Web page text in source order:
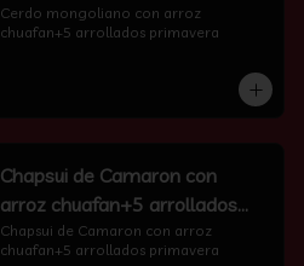
primavera
Cerdo mongoliano con arroz
chuafan+5 arrollados primavera
Chapsui de Camaron con
arroz chuafan+5 arrollados
primavera
Chapsui de Camaron con arroz
chuafan+5 arrollados primavera